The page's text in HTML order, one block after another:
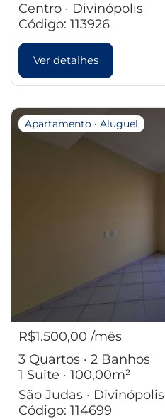
Centro · Divinópolis
Código: 113926
Ver detalhes
Apartamento · Aluguel
R$1.500,00 /mês
3 Quartos · 2 Banhos
1 Suite · 100,00m²
São Judas · Divinópolis
Código: 114699